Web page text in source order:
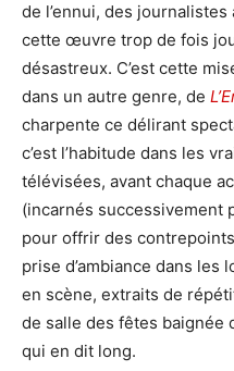
de l’ennui, des
cette œuvre trop de fois
désastreux. C’est cette
dans un autre genre, de
charpente ce délirant
c’est l’habitude dans les
télévisées, avant chaque
(incarnés successivement
pour offrir des
prise d’ambiance dans les
en scène, extraits de
de salle des fêtes baignée
qui en dit long.